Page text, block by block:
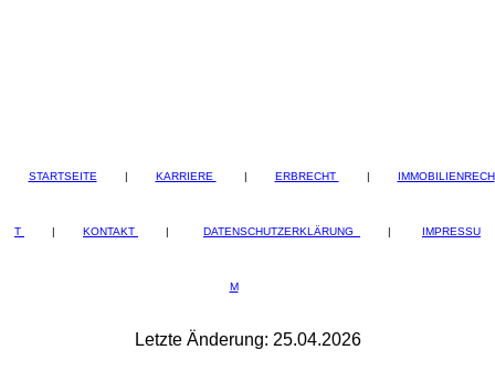
STARTSEITE | KARRIERE | ERBRECHT | IMMOBILIENRECH
T | KONTAKT | DATENSCHUTZERKLÄRUNG | IMPRESSU
M
Letzte Änderung: 25.04.2026